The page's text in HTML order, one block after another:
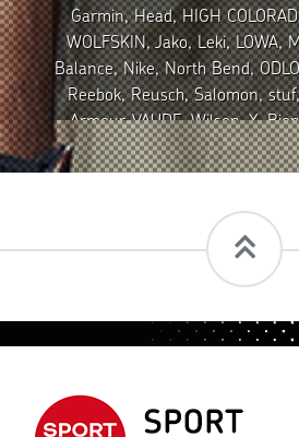
Garmin, Head, HIGH
WOLFSKIN, Jako, Leki, LOWA,
Balance, Nike, North Bend,
Reebok, Reusch, Salomon,
Armour, VAUDE, Wilson, X-
u.v.m.
unserem Sportbedarf für
Kinder spornen wir dich zu
Besuche uns in